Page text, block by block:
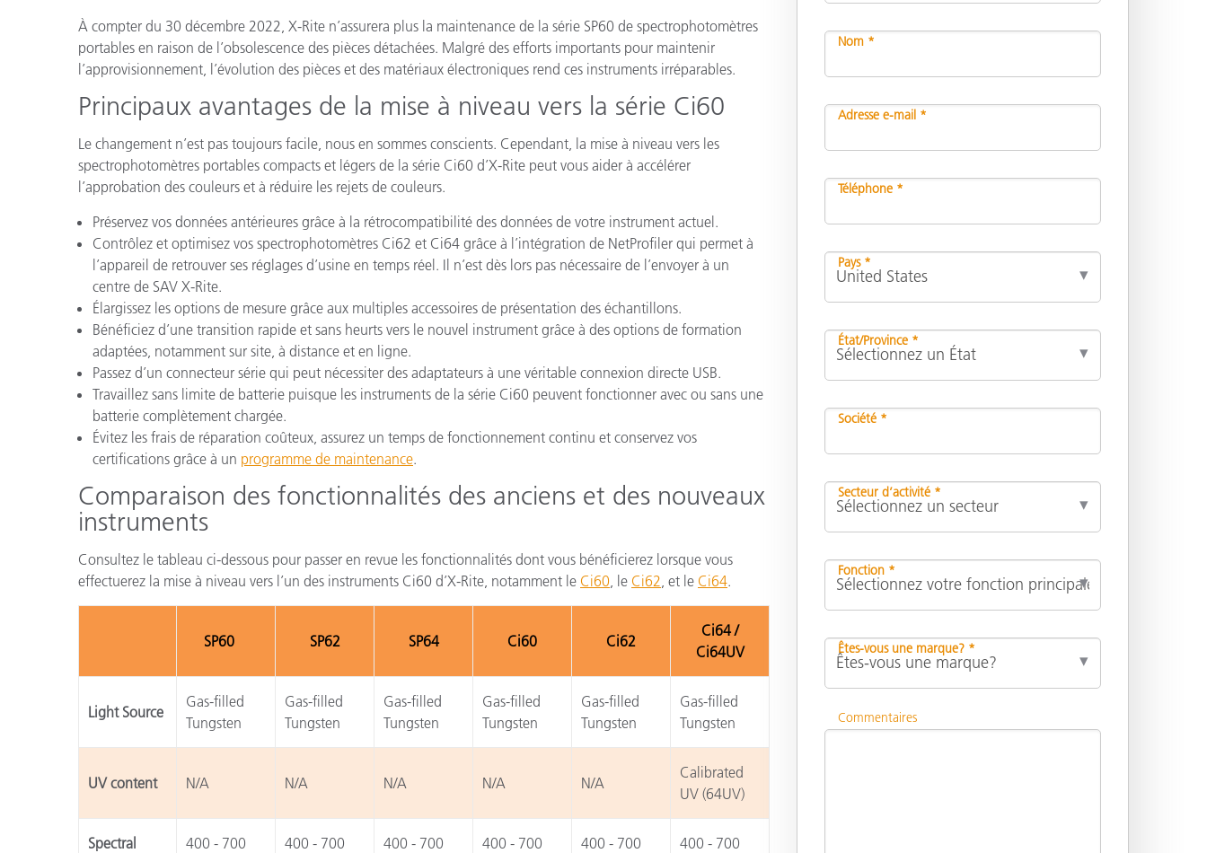
Plastiques
Papier
Matériaux de Construction
Biens Durables
À compter du 30 décembre 2022, X-Rite n’assurera plus la maintenance de la série SP60 de spectrophotomètres
portables en raison de l’obsolescence des pièces détachées. Malgré des efforts importants pour maintenir
l’approvisionnement, l’évolution des pièces et des matériaux électroniques rend ces instruments irréparables.
Principaux avantages de la mise à niveau vers la série Ci60
Le changement n’est pas toujours facile, nous en sommes conscients. Cependant, la mise à niveau vers les
spectrophotomètres portables compacts et légers de la série Ci60 d’X-Rite peut vous aider à accélérer
l’approbation des couleurs et à réduire les rejets de couleurs.
Préservez vos données antérieures grâce à la rétrocompatibilité des données de votre instrument actuel.
Contrôlez et optimisez vos spectrophotomètres Ci62 et Ci64 grâce à l’intégration de NetProfiler qui permet à
l’appareil de retrouver ses réglages d’usine en temps réel. Il n’est dès lors pas nécessaire de l’envoyer à un
centre de SAV X-Rite.
Élargissez les options de mesure grâce aux multiples accessoires de présentation des échantillons.
Bénéficiez d’une transition rapide et sans heurts vers le nouvel instrument grâce à des options de formation
adaptées, notamment sur site, à distance et en ligne.
Passez d’un connecteur série qui peut nécessiter des adaptateurs à une véritable connexion directe USB.
Travaillez sans limite de batterie puisque les instruments de la série Ci60 peuvent fonctionner avec ou sans une
batterie complètement chargée.
Évitez les frais de réparation coûteux, assurez un temps de fonctionnement continu et conservez vos
certifications grâce à un programme de maintenance.
Comparaison des fonctionnalités des anciens et des nouveaux
instruments
Consultez le tableau ci-dessous pour passer en revue les fonctionnalités dont vous bénéficierez lorsque vous
effectuerez la mise à niveau vers l’un des instruments Ci60 d’X-Rite, notamment le Ci60 , le Ci62 , et le Ci64.
SP60 SP62 SP64 Ci60 Ci62
Ci64 /
Ci64UV
Light Source
Gas-filled
Tungsten
Gas-filled
Tungsten
Gas-filled
Tungsten
Gas-filled
Tungsten
Gas-filled
Tungsten
Gas-filled
Tungsten
UV content N/A N/A N/A N/A N/A
Calibrated
UV (64UV)
Spectral
400 - 700
400 - 700
400 - 700
400 - 700
400 - 700
400 - 700
Nom *
Adresse e-mail *
Téléphone *
Pays *
État/Province *
Société *
Secteur d’activité *
Fonction *
Êtes-vous une marque? *
Commentaires